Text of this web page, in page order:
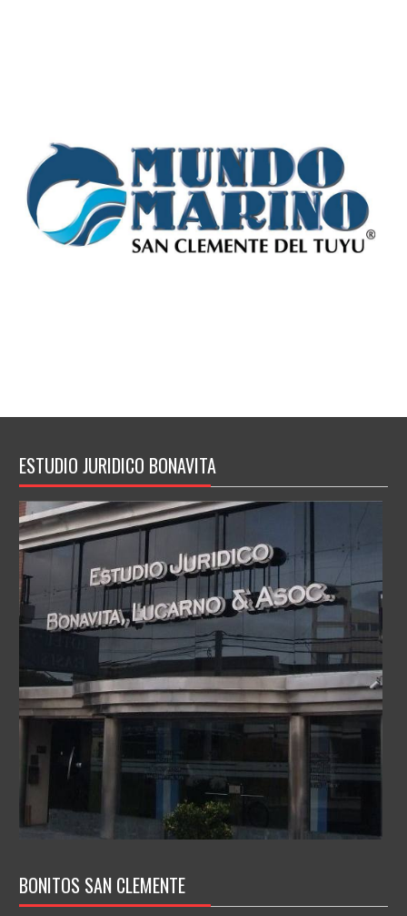
ESTUDIO JURIDICO BONAVITA
BONITOS SAN CLEMENTE